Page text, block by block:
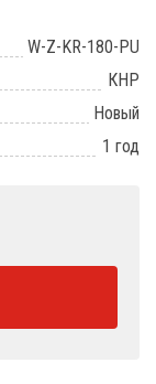
W-Z-KR-180-PU
КНР
Новый
1 год